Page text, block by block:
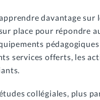
davantage
place pour répondre
services offerts, les
collégiales, plus